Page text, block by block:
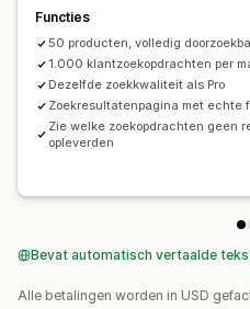
Analytics
Conversietracking
Gedragsinzichten
Functies
50 producten, volledig
1.000 klantzoekopdrachten per
Dezelfde zoekkwaliteit als Pro
Zoekresultatenpagina met echte
Zie welke zoekopdrachten geen
opleverden
Bevat automatisch vertaalde
Alle betalingen worden in USD